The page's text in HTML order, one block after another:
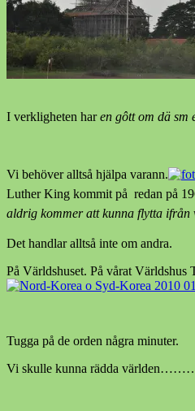
I verkligheten haren gôtt om dä sm
Vi behöver alltså hjälpa varann.
Luther King kommit på redan på
aldrig kommer att kunna flytta
Det handlar alltså inte om andra.
På Världshuset. På vårat Världshus
Tugga på de orden några minuter.
Vi skulle kunna rädda